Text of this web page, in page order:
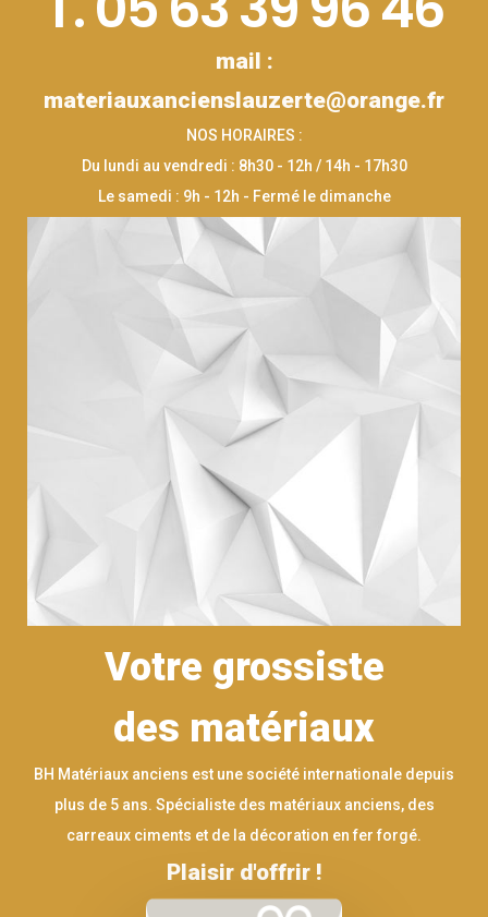
mail :
materiauxancienslauzerte@orange.fr
NOS HORAIRES :
Du lundi au vendredi : 8h30 - 12h / 14h - 17h30
Le samedi : 9h - 12h - Fermé le dimanche
Votre grossiste
des matériaux
BH Matériaux anciens est une société internationale depuis
plus de 5 ans. Spécialiste des matériaux anciens, des
carreaux ciments et de la décoration en fer forgé.
Plaisir d'offrir !